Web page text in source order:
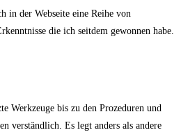
in der Webseite eine Reihe von
die ich seitdem gewonnen habe.
Werkzeuge bis zu den Prozeduren und
verständlich. Es legt anders als andere